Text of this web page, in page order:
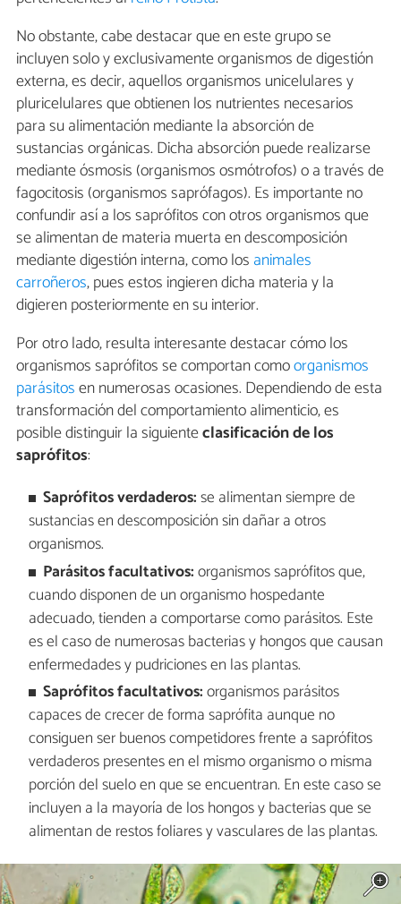
No obstante, cabe destacar que en este grupo se
incluyen solo y exclusivamente organismos de digestión
externa, es decir, aquellos organismos unicelulares y
pluricelulares que obtienen los nutrientes necesarios
para su alimentación mediante la absorción de
sustancias orgánicas. Dicha absorción puede realizarse
mediante ósmosis (organismos osmótrofos) o a través de
fagocitosis (organismos saprófagos). Es importante no
confundir así a los saprófitos con otros organismos que
se alimentan de materia muerta en descomposición
mediante digestión interna, como los animales
carroñeros, pues estos ingieren dicha materia y la
digieren posteriormente en su interior.
Por otro lado, resulta interesante destacar cómo los
organismos saprófitos se comportan comoorganismos
parásitosen numerosas ocasiones. Dependiendo de esta
transformación del comportamiento alimenticio, es
posible distinguir la siguienteclasificación de los
saprófitos:
Saprófitos verdaderos:se alimentan siempre de
sustancias en descomposición sin dañar a otros
organismos.
Parásitos facultativos:organismos saprófitos que,
cuando disponen de un organismo hospedante
adecuado, tienden a comportarse como parásitos. Este
es el caso de numerosas bacterias y hongos que causan
enfermedades y pudriciones en las plantas.
Saprófitos facultativos:organismos parásitos
capaces de crecer de forma saprófita aunque no
consiguen ser buenos competidores frente a saprófitos
verdaderos presentes en el mismo organismo o misma
porción del suelo en que se encuentran. En este caso se
incluyen a la mayoría de los hongos y bacterias que se
alimentan de restos foliares y vasculares de las plantas.